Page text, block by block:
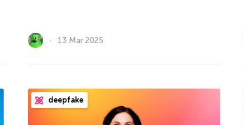
13 Mar 2025
deepfake